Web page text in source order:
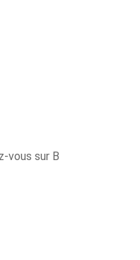
vous sur B